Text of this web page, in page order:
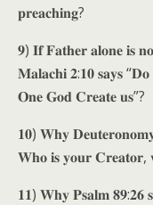
𝐩𝐫𝐞𝐚𝐜𝐡𝐢𝐧𝐠?
𝟗) 𝐈𝐟 𝐅𝐚𝐭𝐡𝐞𝐫 𝐚𝐥𝐨𝐧𝐞 𝐢𝐬
𝐌𝐚𝐥𝐚𝐜𝐡𝐢 𝟐:𝟏𝟎 𝐬𝐚𝐲𝐬
𝐎𝐧𝐞 𝐆𝐨𝐝 𝐂𝐫𝐞𝐚𝐭𝐞 𝐮𝐬”?
𝟏𝟎) 𝐖𝐡𝐲 𝐃𝐞𝐮𝐭𝐞𝐫𝐨𝐧𝐨𝐦𝐲
𝐖𝐡𝐨 𝐢𝐬 𝐲𝐨𝐮𝐫
𝟏𝟏) 𝐖𝐡𝐲 𝐏𝐬𝐚𝐥𝐦 𝟖𝟗:𝟐𝟔